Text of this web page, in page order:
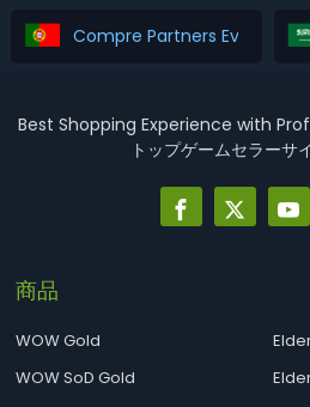
Compre Partners Event
Best Shopping Experience with
トップゲームセラーサ
商品
WOW Gold
WOW SoD Gold